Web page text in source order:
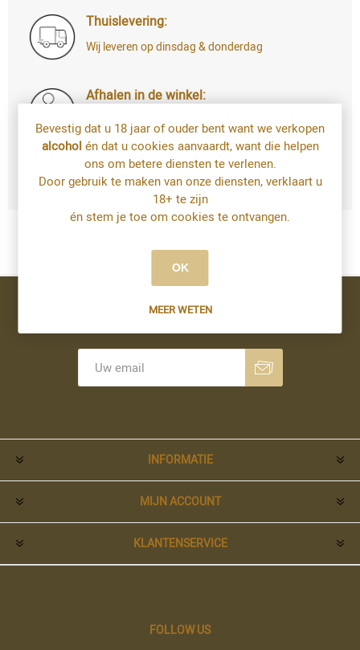
Thuislevering:
Wij leveren op dinsdag & donderdag
Afhalen in de winkel:
Di t.e.m. Za: uw bestelling staat 4u later al
voor u klaar
Bestellingen op zondag en maandag kan u
vanaf dinsdag afhalen
Nieuwsbrief
INFORMATIE
MIJN ACCOUNT
KLANTENSERVICE
FOLLOW US
Bevestig dat u 18 jaar of ouder bent want we verkopen
alcoholén dat u cookies aanvaardt, want die helpen
ons om betere diensten te verlenen.
Door gebruik te maken van onze diensten, verklaart u
18+ te zijn
én stem je toe om cookies te ontvangen.
OK
MEER WETEN